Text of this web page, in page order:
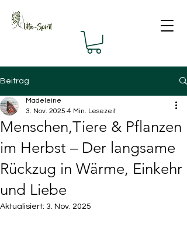
Beitrag
Menschen,Tiere & Pflanzen
im Herbst – Der langsame
Rückzug in Wärme, Einkehr
und Liebe
Madeleine
3. Nov. 2025 4 Min. Lesezeit
Aktualisiert: 3. Nov. 2025